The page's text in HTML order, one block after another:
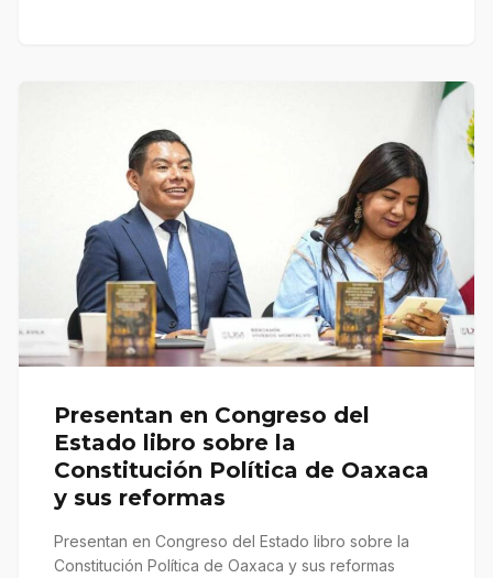
Presentan en Congreso del
Estado libro sobre la
Constitución Política de Oaxaca
y sus reformas
Presentan en Congreso del Estado libro sobre la
Constitución Política de Oaxaca y sus reformas